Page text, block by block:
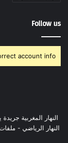
Follow us
account info.
النهار المغربية
النهار الرياضي -